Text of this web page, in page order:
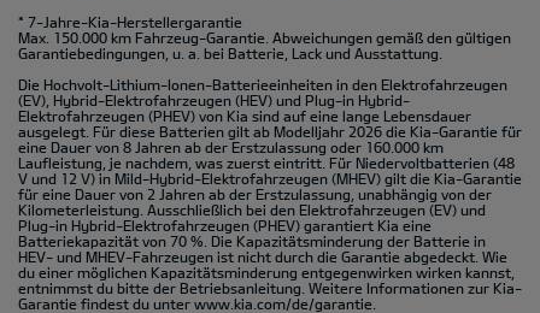
* 7-Jahre-Kia-Herstellergarantie
Max. 150.000 km Fahrzeug-Garantie. Abweichungen gemäß den gültigen
Garantiebedingungen, u. a. bei Batterie, Lack und Ausstattung.
Die Hochvolt-Lithium-Ionen-Batterieeinheiten in den Elektrofahrzeugen
(EV), Hybrid-Elektrofahrzeugen (HEV) und Plug-in Hybrid-
Elektrofahrzeugen (PHEV) von Kia sind auf eine lange Lebensdauer
ausgelegt. Für diese Batterien gilt ab Modelljahr 2026 die Kia-Garantie für
eine Dauer von 8 Jahren ab der Erstzulassung oder 160.000 km
Laufleistung, je nachdem, was zuerst eintritt. Für Niedervoltbatterien (48
V und 12 V) in Mild-Hybrid-Elektrofahrzeugen (MHEV) gilt die Kia-Garantie
für eine Dauer von 2 Jahren ab der Erstzulassung, unabhängig von der
Kilometerleistung. Ausschließlich bei den Elektrofahrzeugen (EV) und
Plug-in Hybrid-Elektrofahrzeugen (PHEV) garantiert Kia eine
Batteriekapazität von 70 %. Die Kapazitätsminderung der Batterie in
HEV- und MHEV-Fahrzeugen ist nicht durch die Garantie abgedeckt. Wie
du einer möglichen Kapazitätsminderung entgegenwirken wirken kannst,
entnimmst du bitte der Betriebsanleitung. Weitere Informationen zur Kia-
Garantie findest du unter www.kia.com/de/garantie.